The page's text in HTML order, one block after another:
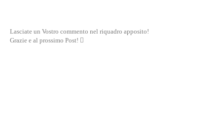
Lasciate un Vostro commento nel riquadro apposito!
Grazie e al prossimo Post! 